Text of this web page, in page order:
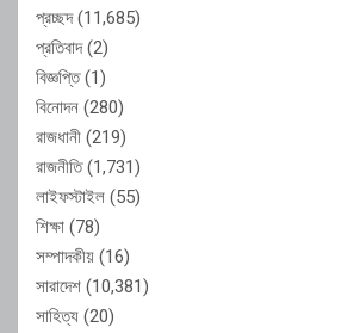
প্রচ্ছদ(11,685)
প্রতিবাদ(2)
বিজ্ঞপ্তি(1)
বিনোদন (280)
রাজধানী (219)
রাজনীতি(1,731)
লাইফস্টাইল (55)
শিক্ষা (78)
সম্পাদকীয় (16)
সারাদেশ (10,381)
সাহিত্য (20)